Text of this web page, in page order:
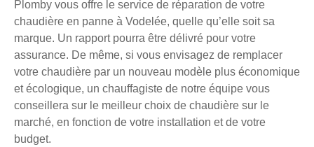
Plomby vous offre le service de réparation de votre
chaudière en panne à Vodelée, quelle qu’elle soit sa
marque. Un rapport pourra être délivré pour votre
assurance. De même, si vous envisagez de remplacer
votre chaudière par un nouveau modèle plus économique
et écologique, un chauffagiste de notre équipe vous
conseillera sur le meilleur choix de chaudière sur le
marché, en fonction de votre installation et de votre
budget.